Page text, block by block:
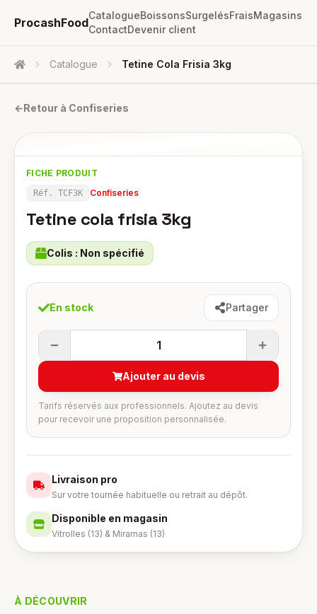
ProcashFood
CatalogueBoissonsSurgelésFraisMagasins
ContactDevenir client
Accueil Catalogue Tetine Cola Frisia 3kg
←Retour à Confiseries
FICHE PRODUIT
Réf. TCF3K Confiseries
Tetine cola frisia 3kg
Colis : Non spécifié
En stock Partager
1
Ajouter au devis
Tarifs réservés aux professionnels. Ajoutez au devis
pour recevoir une proposition personnalisée.
Livraison pro
Sur votre tournée habituelle ou retrait au dépôt.
Disponible en magasin
Vitrolles (13) & Miramas (13)
À DÉCOUVRIR